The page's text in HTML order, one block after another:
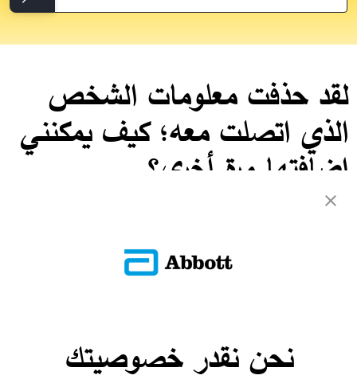
لقد حذفت معلومات الشخص
الذي اتصلت معه؛ كيف يمكنني
إضافتها مرة أخرى؟
يجب على مستخدم تطبيق فري ستايل ليبري لينك إنشاء اتصال جديد على
نحن نقدر خصوصيتك